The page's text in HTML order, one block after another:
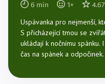
6 min 1+ 4.67
Uspávanka pro nejmenší,
S přicházející tmou se
ukládají k nočnímu spánku.
čas na spánek a odpočinek.